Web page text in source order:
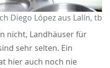
Diego López aus Lalín, tb
nicht, Landhäuser für
sehr selten. Ein
hier auch noch nie